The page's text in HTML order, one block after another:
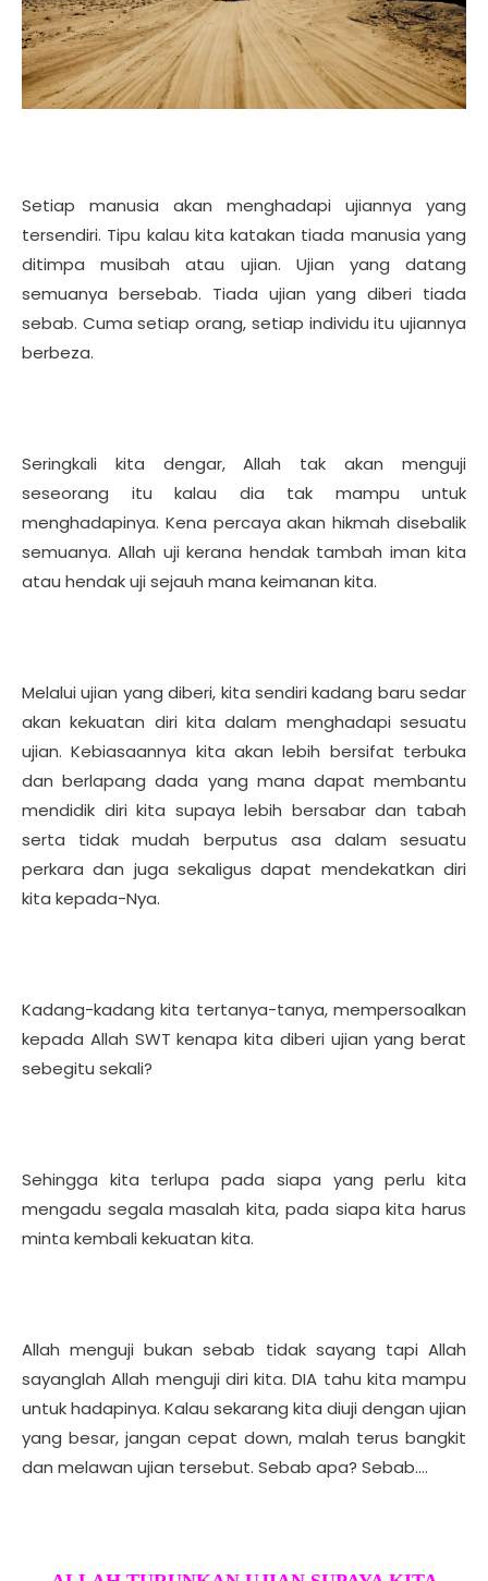
Setiap manusia akan menghadapi ujiannya yang
tersendiri. Tipu kalau kita katakan tiada manusia yang
ditimpa musibah atau ujian. Ujian yang datang
semuanya bersebab. Tiada ujian yang diberi tiada
sebab. Cuma setiap orang, setiap individu itu ujiannya
berbeza.
Seringkali kita dengar, Allah tak akan menguji
seseorang itu kalau dia tak mampu untuk
menghadapinya. Kena percaya akan hikmah disebalik
semuanya. Allah uji kerana hendak tambah iman kita
atau hendak uji sejauh mana keimanan kita.
Melalui ujian yang diberi, kita sendiri kadang baru sedar
akan kekuatan diri kita dalam menghadapi sesuatu
ujian. Kebiasaannya kita akan lebih bersifat terbuka
dan berlapang dada yang mana dapat membantu
mendidik diri kita supaya lebih bersabar dan tabah
serta tidak mudah berputus asa dalam sesuatu
perkara dan juga sekaligus dapat mendekatkan diri
kita kepada-Nya.
Kadang-kadang kita tertanya-tanya, mempersoalkan
kepada Allah SWT kenapa kita diberi ujian yang berat
sebegitu sekali?
Sehingga kita terlupa pada siapa yang perlu kita
mengadu segala masalah kita, pada siapa kita harus
minta kembali kekuatan kita.
Allah menguji bukan sebab tidak sayang tapi Allah
sayanglah Allah menguji diri kita. DIA tahu kita mampu
untuk hadapinya. Kalau sekarang kita diuji dengan ujian
yang besar, jangan cepat down, malah terus bangkit
dan melawan ujian tersebut. Sebab apa? Sebab….